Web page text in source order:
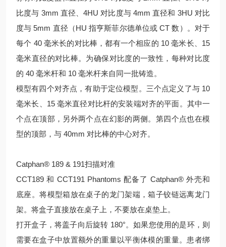
比度与 3mm 直径、4HU 对比度与 4mm 直径和 3HU 对比
度与 5mm 直径（HU 指亨斯菲尔德单位或 CT 数）。对于
每个 40 毫米长的对比棒，都有一个相应的 10 毫米长、15
毫米直径的对比棒。为确保对比度的一致性，每种对比度
的 40 毫米杆和 10 毫米杆来自同一批铸造。
模型有四个对齐点，有助于定位模型。三个点定义了与 10
毫米长、15 毫米直径对比杆的安装端对齐的平面。其中一
个点在顶部，另外两个点在幻影的两侧。第四个点也在模
型的顶部，与 40mm 对比棒的中心对齐。
Catphan® 189 & 191扫描对准
CCT189 和 CCT191 Phantoms 配备了 Catphan® 外壳和
底座。将模型箱放在桌子的龙门架端，箱子铰链远离龙门
架。将盒子直接放在桌子上，不要放在桌垫上。
打开盒子，将盖子向后旋转 180°。如果您使用的是环，则
需要在盒子中放置额外的重量以平衡体模的重量。患者绑